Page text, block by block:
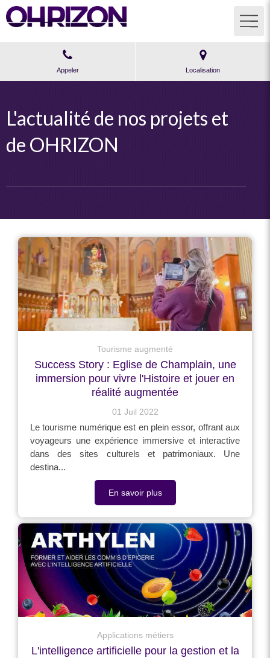
Appeler Localisation
L'actualité de nos projets et
de OHRIZON
Tourisme augmenté
Success Story : Eglise de Champlain, une
immersion pour vivre l'Histoire et jouer en
réalité augmentée
01 Juil 2022
Le tourisme numérique est en plein essor, offrant aux
voyageurs une expérience immersive et interactive
dans des sites culturels et patrimoniaux. Une
destina...
En savoir plus
Applications métiers
L'intelligence artificielle pour la gestion et la